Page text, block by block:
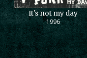
It's not my day
1996